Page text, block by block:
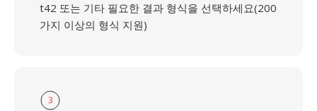
t42 또는 기타 필요한 결과 형식을 선택하세요(200
가지 이상의 형식 지원)
3